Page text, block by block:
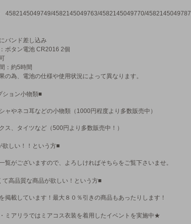
4582145049749/4582145049763/4582145049770/4582145049787
バンド差し込み
ボタン電池 CR2016 2個
：約5時間
の為、電池の仕様や使用状況によって異なります。
ション小物類■
ャやネコ耳などの小物類（1000円程度より多数販売中）
ス、タイツなど（500円より多数販売中！）
欲しい！！という方■
覧がございますので、よろしければそちらをご覧下さいませ。
て高品質な商品が欲しい！という方■
掲載しています！最大８０％引きの商品もあったりします！
ミアリラではミアコス衣装を着用したイベントを実施中★